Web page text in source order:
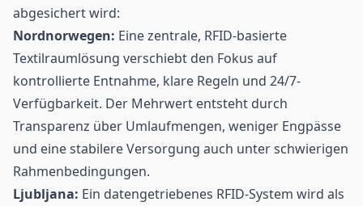
abgesichert wird:
Nordnorwegen: Eine zentrale, RFID-basierte
Textilraumlösung verschiebt den Fokus auf
kontrollierte Entnahme, klare Regeln und 24/7-
Verfügbarkeit. Der Mehrwert entsteht durch
Transparenz über Umlaufmengen, weniger Engpässe
und eine stabilere Versorgung auch unter schwierigen
Rahmenbedingungen.
Ljubljana: Ein datengetriebenes RFID-System wird als